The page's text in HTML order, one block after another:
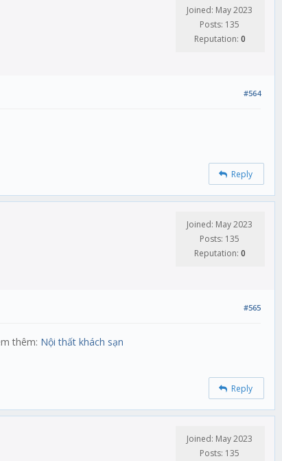
Joined: May 2023
Posts: 135
Reputation: 0
#564
Reply
Joined: May 2023
Posts: 135
Reputation: 0
#565
thêm: Nội thất khách sạn
Reply
Joined: May 2023
Posts: 135